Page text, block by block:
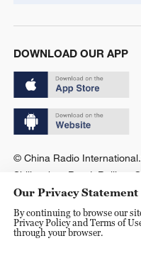
DOWNLOAD OUR APP
© China Radio
Shijingshan Road, Beijing,
Our Privacy
By continuing to browse our
Privacy Policy and Terms of
through your browser.